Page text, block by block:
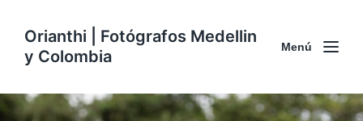
Orianthi | Fotógrafos Medellin
y Colombia
Menú